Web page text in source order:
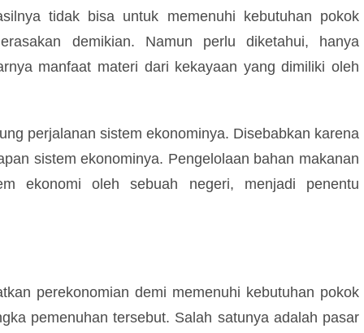
tidak bisa untuk memenuhi kebutuhan pokok
demikian. Namun perlu diketahui, hanya
manfaat materi dari kekayaan yang dimiliki oleh
perjalanan sistem ekonominya. Disebabkan karena
sistem ekonominya. Pengelolaan bahan makanan
ekonomi oleh sebuah negeri, menjadi penentu
perekonomian demi memenuhi kebutuhan pokok
pemenuhan tersebut. Salah satunya adalah pasar